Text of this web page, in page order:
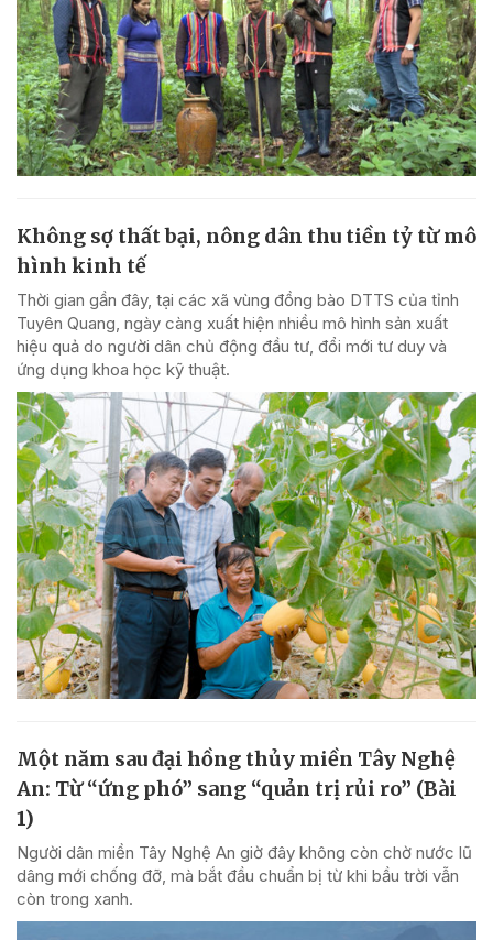
Không sợ thất bại, nông dân thu tiền tỷ từ mô
hình kinh tế
Thời gian gần đây, tại các xã vùng đồng bào DTTS của tỉnh
Tuyên Quang, ngày càng xuất hiện nhiều mô hình sản xuất
hiệu quả do người dân chủ động đầu tư, đổi mới tư duy và
ứng dụng khoa học kỹ thuật.
Một năm sau đại hồng thủy miền Tây Nghệ
An: Từ “ứng phó” sang “quản trị rủi ro” (Bài
1)
Người dân miền Tây Nghệ An giờ đây không còn chờ nước lũ
dâng mới chống đỡ, mà bắt đầu chuẩn bị từ khi bầu trời vẫn
còn trong xanh.